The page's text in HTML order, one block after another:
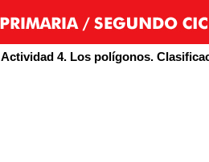
Actividad 4. Los polígonos.